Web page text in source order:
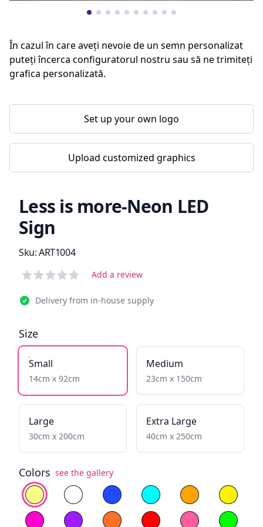
În cazul în care aveți nevoie de un semn personalizat
puteți încerca configuratorul nostru sau să ne trimiteți
grafica personalizată.
Set up your own logo
Upload customized graphics
Less is more-Neon LED
Sign
Product information
Sku:ART1004
Reviews
· Add a review
Delivery from in-house supply
Size
Small
14cm x 92cm
Medium
23cm x 150cm
Large
30cm x 200cm
Extra Large
40cm x 250cm
Colors see the gallery
Select color
Warm WhiteCold WhiteBlue Fiery YellowYellow
Magenta
Purple Orange Red Light Pink Green